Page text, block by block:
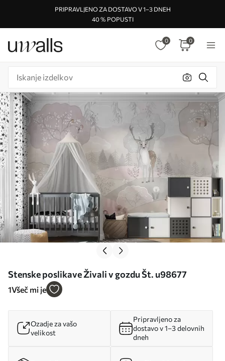
PRIPRAVLJENO ZA DOSTAVO V 1–3 DNEH
40 % POPUSTI
0 0
Stenske poslikave Živali v gozdu Št. u98677
1Všeč mi je
Ozadje za vašo
velikost
Pripravljeno za
dostavo v 1–3 delovnih
dneh